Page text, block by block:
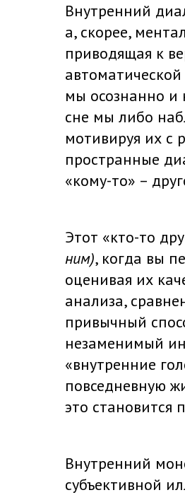
Внутренний
а, скорее,
приводящая к
мы осознанно и
сне мы либо
мотивируя их с
пространные
«кому-то» –
Этот «кто-то
ним), когда вы
оценивая их
анализа,
привычный
незаменимый
«внутренние
повседневную
это становится
Внутренний
субъективной